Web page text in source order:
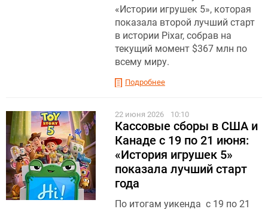
«Истории игрушек 5», которая
показала второй лучший старт
в истории Pixar, собрав на
текущий момент $367 млн по
всему миру.
Подробнее
22 июня 2026 10:10
Кассовые сборы в США и
Канаде с 19 по 21 июня:
«История игрушек 5»
показала лучший старт
года
По итогам уикенда с 19 по 21